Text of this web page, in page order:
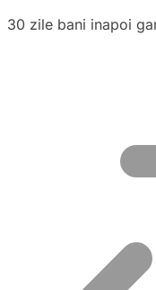
30 zile bani inapoi